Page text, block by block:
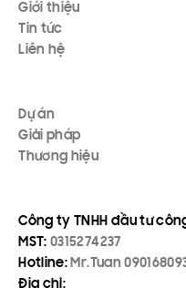
Giới thiệu
Tin tức
Liên hệ
Dự án
Giải pháp
Thương hiệu
Công ty TNHH đầu tư
MST:0315274237
Hotline: Mr.Tuan
Địa chỉ: